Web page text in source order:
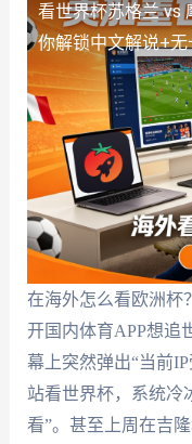
看世界杯苏格兰 vs
你解锁中文解说+无
在海外怎么看欧洲杯
开国内体育APP想追
幕上突然弹出“当前
站看世界杯，系统冷
看”。甚至上周在吉